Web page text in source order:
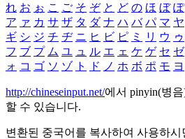
れ お ぉ こ ご そ ぞ と ど の ほ ぼ ぽ
ア ァ カ サ ザ タ ダ ナ ハ バ パ マ ヤ
ギ シ ジ チ ヂ ニ ヒ ビ ピ ミ リ ウ ゥ
フ ブ プ ム ユ ュ ル エ ェ ケ ゲ セ ゼ
ォ コ ゴ ソ ゾ ト ド ノ ホ ボ ポ モ ヨ
http://chineseinput.net/에서 pinyin(병
할 수 있습니다.
변환된 중국어를 복사하여 사용하시